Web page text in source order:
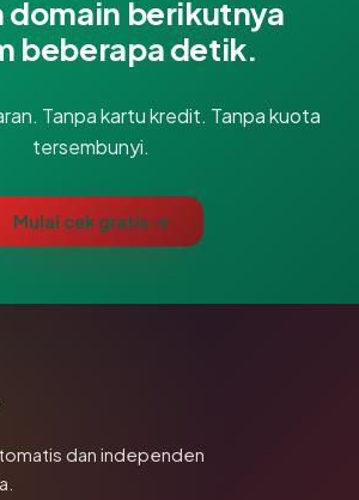
domain berikutnya
beberapa detik.
Tanpa kartu kredit. Tanpa kuota
tersembunyi.
Mulai cek gratis →
dan independen